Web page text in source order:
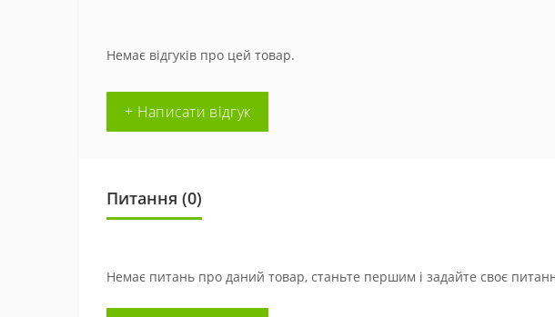
Немає відгуків про цей товар.
+ Написати відгук
Питання (0)
Немає питань про даний товар, станьте першим і задайте своє